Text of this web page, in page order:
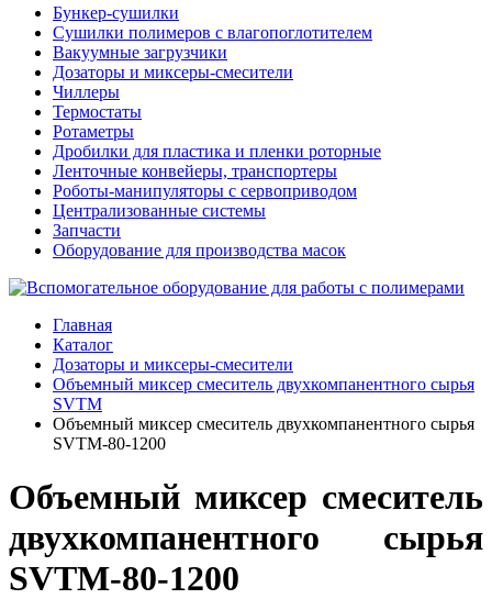
Бункер-сушилки
Сушилки полимеров с влагопоглотителем
Вакуумные загрузчики
Дозаторы и миксеры-смесители
Чиллеры
Термостаты
Ротаметры
Дробилки для пластика и пленки роторные
Ленточные конвейеры, транспортеры
Роботы-манипуляторы с сервоприводом
Централизованные системы
Запчасти
Оборудование для производства масок
Главная
Каталог
Дозаторы и миксеры-смесители
Объемный миксер смеситель двухкомпанентного сырья
SVTM
Объемный миксер смеситель двухкомпанентного сырья
SVTM-80-1200
Объемный миксер смеситель
двухкомпанентного сырья
SVTM-80-1200